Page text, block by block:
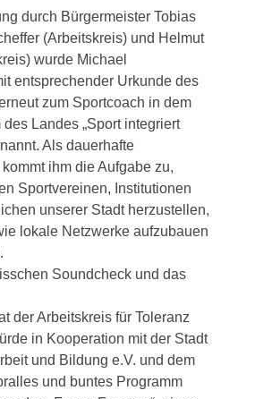
durch Bürgermeister Tobias
(Arbeitskreis) und Helmut
wurde Michael
entsprechender Urkunde des
zum Sportcoach in dem
Landes „Sport integriert
Als dauerhafte
ihm die Aufgabe zu,
Sportvereinen, Institutionen
unserer Stadt herzustellen,
lokale Netzwerke aufzubauen
Soundcheck und das
der Arbeitskreis für Toleranz
in Kooperation mit der Stadt
und Bildung e.V. und dem
und buntes Programm